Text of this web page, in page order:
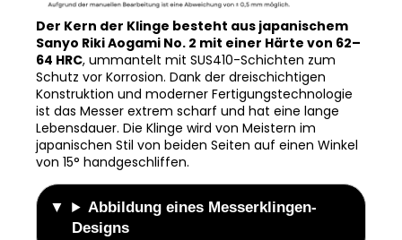
Der Kern der Klinge besteht aus japanischem
Sanyo Riki Aogami No. 2 mit einer Härte von 62–
64 HRC , ummantelt mit SUS410-Schichten zum
Schutz vor Korrosion. Dank der dreischichtigen
Konstruktion und moderner Fertigungstechnologie
ist das Messer extrem scharf und hat eine lange
Lebensdauer. Die Klinge wird von Meistern im
japanischen Stil von beiden Seiten auf einen Winkel
von 15° handgeschliffen.
Abbildung eines Messerklingen-
Designs